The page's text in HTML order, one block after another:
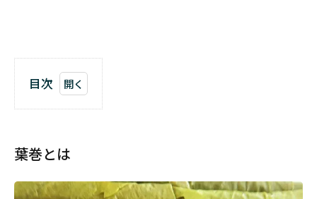
目次
と
は
1.1
葉巻とは